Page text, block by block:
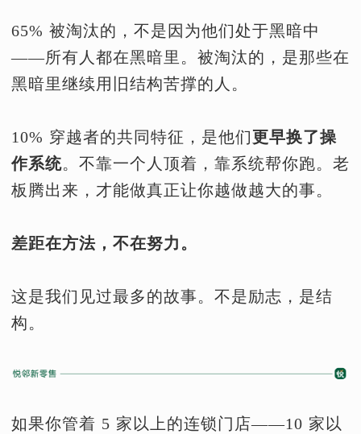
65% 被淘汰的，不是因为他们处于黑暗中
——所有人都在黑暗里。被淘汰的，是那些在
黑暗里继续用旧结构苦撑的人。
10% 穿越者的共同特征，是他们更早换了操
作系统。不靠一个人顶着，靠系统帮你跑。老
板腾出来，才能做真正让你越做越大的事。
差距在方法，不在努力。
这是我们见过最多的故事。不是励志，是结
构。
如果你管着 5 家以上的连锁门店——10 家以